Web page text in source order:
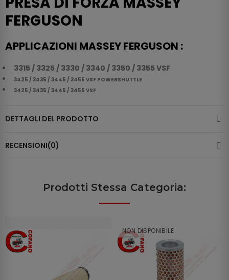
FERGUSON
APPLICAZIONI MASSEY FERGUSON :
3315 / 3325 / 3330 / 3340 / 3350 / 3355 VSF
3425 / 3435 / 3445 / 3455 VSF POWERSHUTTLE
3425 / 3435 / 3445 / 3455 VSF
DETTAGLI DEL PRODOTTO
RECENSIONI(0)
Prodotti Stessa Categoria:
NON DISPONIBILE